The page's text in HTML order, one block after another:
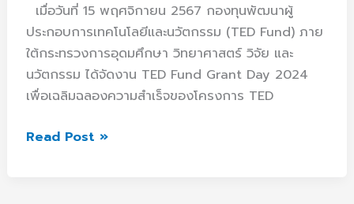
เมื่อวันที่ 15 พฤศจิกายน 2567 กองทุนพัฒนาผู้
ประกอบการเทคโนโลยีและนวัตกรรม (TED Fund) ภาย
ใต้กระทรวงการอุดมศึกษา วิทยาศาสตร์ วิจัย และ
นวัตกรรม ได้จัดงาน TED Fund Grant Day 2024
เพื่อเฉลิมฉลองความสำเร็จของโครงการ TED
Read Post »